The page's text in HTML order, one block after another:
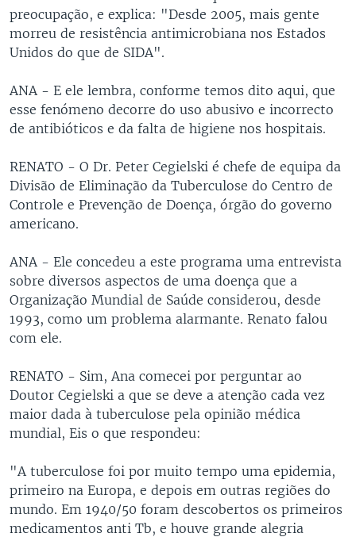
preocupação, e explica: "Desde 2005, mais gente
morreu de resistência antimicrobiana nos Estados
Unidos do que de SIDA".
ANA - E ele lembra, conforme temos dito aqui, que
esse fenómeno decorre do uso abusivo e incorrecto
de antibióticos e da falta de higiene nos hospitais.
RENATO - O Dr. Peter Cegielski é chefe de equipa da
Divisão de Eliminação da Tuberculose do Centro de
Controle e Prevenção de Doença, órgão do governo
americano.
ANA - Ele concedeu a este programa uma entrevista
sobre diversos aspectos de uma doença que a
Organização Mundial de Saúde considerou, desde
1993, como um problema alarmante. Renato falou
com ele.
RENATO - Sim, Ana comecei por perguntar ao
Doutor Cegielski a que se deve a atenção cada vez
maior dada à tuberculose pela opinião médica
mundial, Eis o que respondeu:
"A tuberculose foi por muito tempo uma epidemia,
primeiro na Europa, e depois em outras regiões do
mundo. Em 1940/50 foram descobertos os primeiros
medicamentos anti Tb, e houve grande alegria